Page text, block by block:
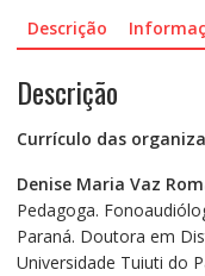
do
quantidade
Descrição
Descrição
Currículo das
Denise Maria Vaz
Pedagoga.
Paraná. Doutora em
Universidade Tuiuti do